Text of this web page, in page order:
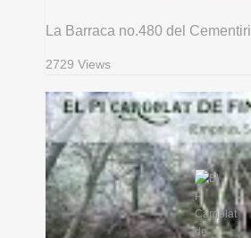
La Barraca no.480 del Cementiri
2729 Views